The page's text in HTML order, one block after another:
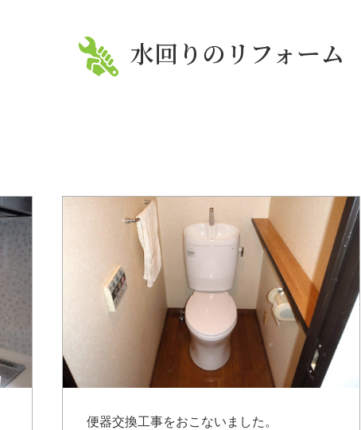
水回りのリフォーム
便器交換工事をおこないました。